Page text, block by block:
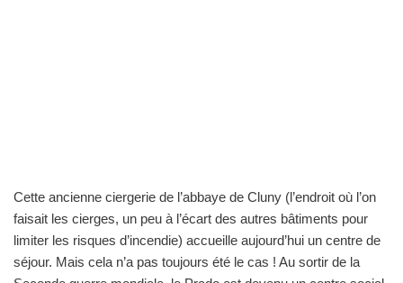
Cette ancienne ciergerie de l’abbaye de Cluny (l’endroit où l’on
faisait les cierges, un peu à l’écart des autres bâtiments pour
limiter les risques d’incendie) accueille aujourd’hui un centre de
séjour. Mais cela n’a pas toujours été le cas ! Au sortir de la